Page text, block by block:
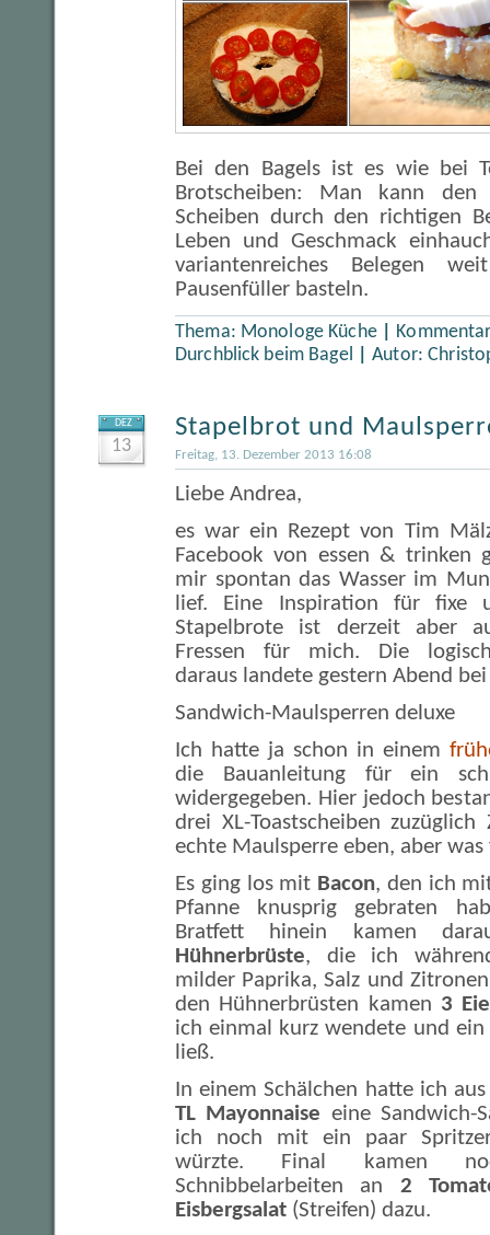
Bei den Bagels ist es wie bei
Brotscheiben: Man kann
Scheiben durch den richtigen
Leben und Geschmack
variantenreiches Belegen
Pausenfüller basteln.
Thema: Monologe Küche
Durchblick beim Bagel
|Autor:
DEZ
13
Stapelbrot und
Freitag, 13. Dezember 2013 16:08
Liebe Andrea,
es war ein Rezept von Tim
Facebook von essen & trinken
mir spontan das Wasser im
lief. Eine Inspiration für fixe
Stapelbrote ist derzeit aber
Fressen für mich. Die
daraus landete gestern Abend
Sandwich-Maulsperren deluxe
Ich hatte ja schon in einem
die Bauanleitung für ein
widergegeben. Hier jedoch
drei XL-Toastscheiben zuzüglich
echte Maulsperre eben, aber
Es ging los mit Bacon, den ich
Pfanne knusprig gebraten
Bratfett hinein kamen
Hühnerbrüste, die ich
milder Paprika, Salz und
den Hühnerbrüsten kamen 3
ich einmal kurz wendete und
ließ.
In einem Schälchen hatte ich
TL Mayonnaise eine Sandwich-
ich noch mit ein paar
würzte. Final kamen
Schnibbelarbeiten an 2
Eisbergsalat (Streifen) dazu.